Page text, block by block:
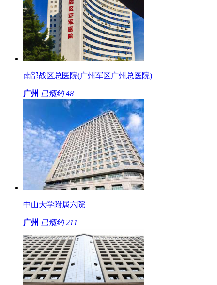
南部战区总医院(广州军区广州总医院)
广州 已预约 48
中山大学附属六院
广州 已预约 211